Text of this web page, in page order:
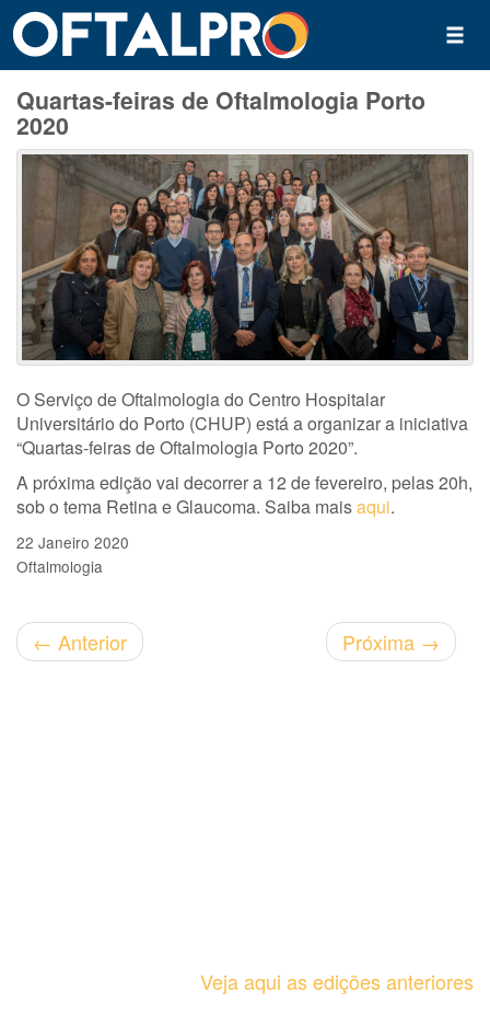
Quartas-feiras de Oftalmologia Porto
2020
O Serviço de Oftalmologia do Centro Hospitalar
Universitário do Porto (CHUP) está a organizar a iniciativa
“Quartas-feiras de Oftalmologia Porto 2020”.
A próxima edição vai decorrer a 12 de fevereiro, pelas 20h,
sob o tema Retina e Glaucoma. Saiba maisaqui.
22 Janeiro 2020
Oftalmologia
← Anterior Próxima →
Veja aqui as edições anteriores